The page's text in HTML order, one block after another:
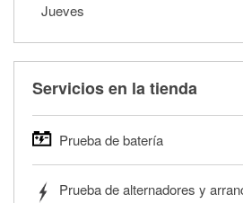
Jueves
Servicios en la tienda
Prueba de batería
autos, camionetas, SUVs, vehículos
Prueba de alternadores y